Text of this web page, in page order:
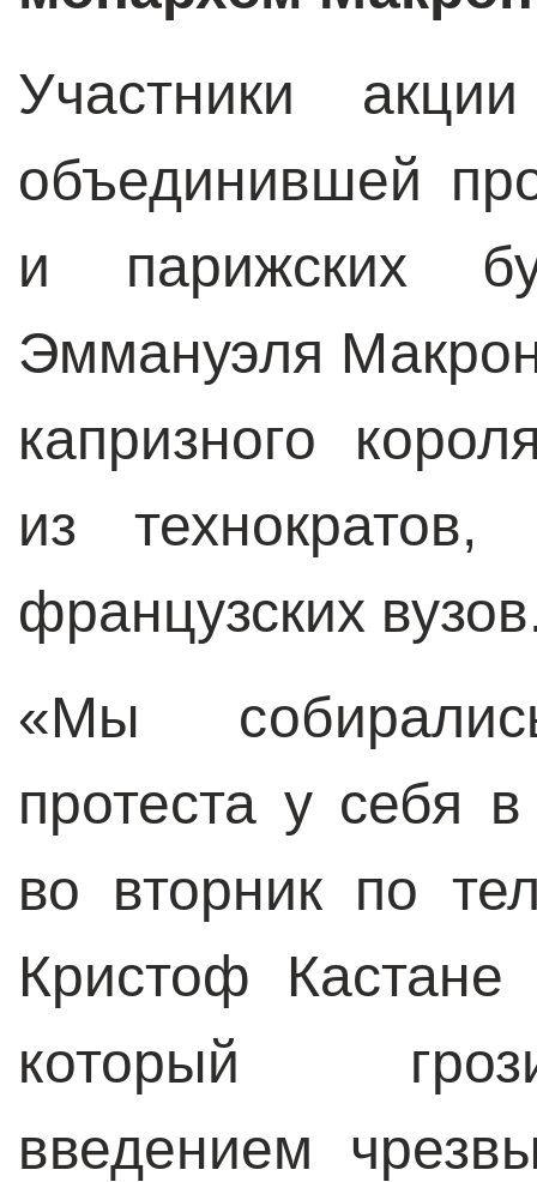
Участники
объединившей
и парижских
Эммануэля
капризного
из технократов,
французских
«Мы
протеста у себя
во вторник по
Кристоф
который
введением